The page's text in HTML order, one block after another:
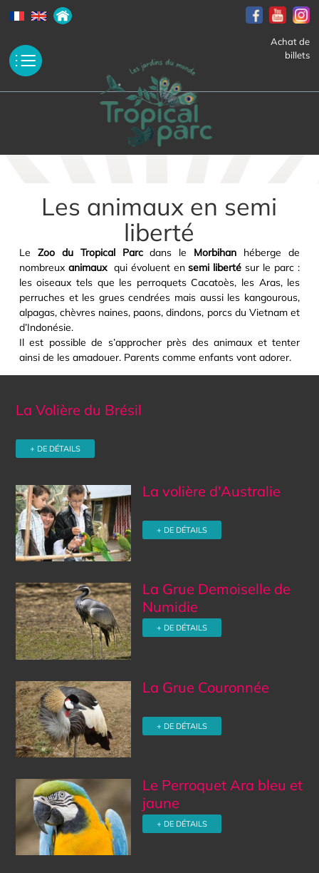
Achat de
billets
Les animaux en semi
liberté
Le Zoo du Tropical Parcdans le Morbihan héberge de
nombreux animaux qui évoluent ensemi liberté sur le parc :
les oiseaux tels que les perroquets Cacatoès, les Aras, les
perruches et les grues cendrées mais aussi les kangourous,
alpagas, chèvres naines, paons, dindons, porcs du Vietnam et
d’Indonésie.
Il est possible de s’approcher près des animaux et tenter
ainsi de les amadouer. Parents comme enfants vont adorer.
La Volière du Brésil
+ DE DÉTAILS
La volière d'Australie
+ DE DÉTAILS
La Grue Demoiselle de
Numidie
+ DE DÉTAILS
La Grue Couronnée
+ DE DÉTAILS
Le Perroquet Ara bleu et
jaune
+ DE DÉTAILS